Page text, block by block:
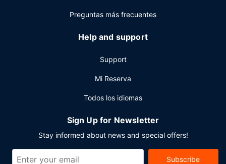
Preguntas más frecuentes
Help and support
Support
Mi Reserva
Todos los idiomas
Sign Up for Newsletter
Stay informed about news and special offers!
Subscribe